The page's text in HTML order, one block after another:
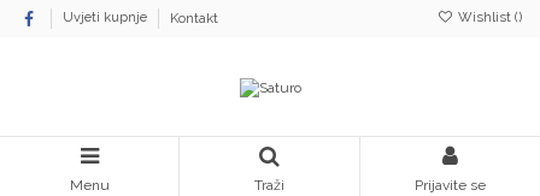
Uvjeti kupnje Kontakt Wishlist ()
Menu Traži Prijavite se